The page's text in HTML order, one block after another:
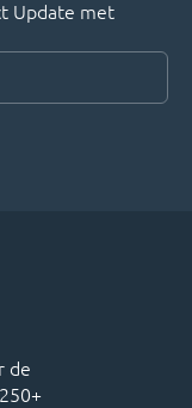
Update met
de